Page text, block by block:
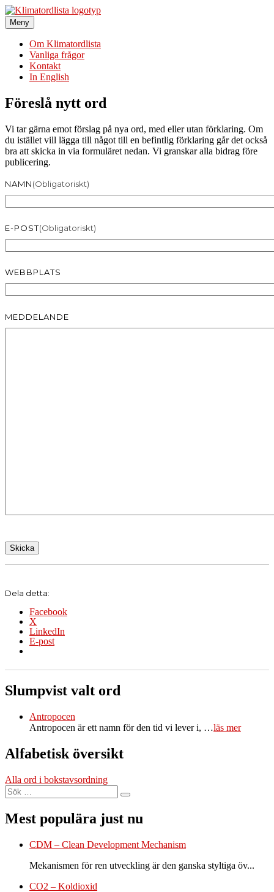
Hoppa
till
innehåll
Klimatordlista
Sveriges största klimatordlista
Meny
Om Klimatordlista
Vanliga frågor
Kontakt
In English
Föreslå nytt ord
Vi tar gärna emot förslag på nya ord, med eller utan förklaring. Om
du istället vill lägga till något till en befintlig förklaring går det också
bra att skicka in via formuläret nedan. Vi granskar alla bidrag före
publicering.
NAMN(obligatoriskt)
E-POST(obligatoriskt)
WEBBPLATS
MEDDELANDE
Skicka
Dela detta:
Facebook
X
LinkedIn
E-post
Slumpvist valt ord
Antropocen
Antropocen är ett namn för den tid vi lever i, …läs mer
Alfabetisk översikt
Alla ord i bokstavsordning
Sök
efter:
Sök
Mest populära just nu
CDM – Clean Development Mechanism
Mekanismen för ren utveckling är den ganska styltiga öv...
CO2 – Koldioxid